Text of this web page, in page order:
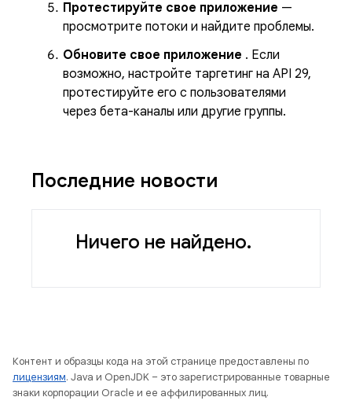
Протестируйте свое приложение —
просмотрите потоки и найдите проблемы.
Обновите свое приложение . Если
возможно, настройте таргетинг на API 29,
протестируйте его с пользователями
через бета-каналы или другие группы.
Последние новости
Ничего не найдено.
Контент и образцы кода на этой странице предоставлены по
лицензиям. Java и OpenJDK – это зарегистрированные товарные
знаки корпорации Oracle и ее аффилированных лиц.